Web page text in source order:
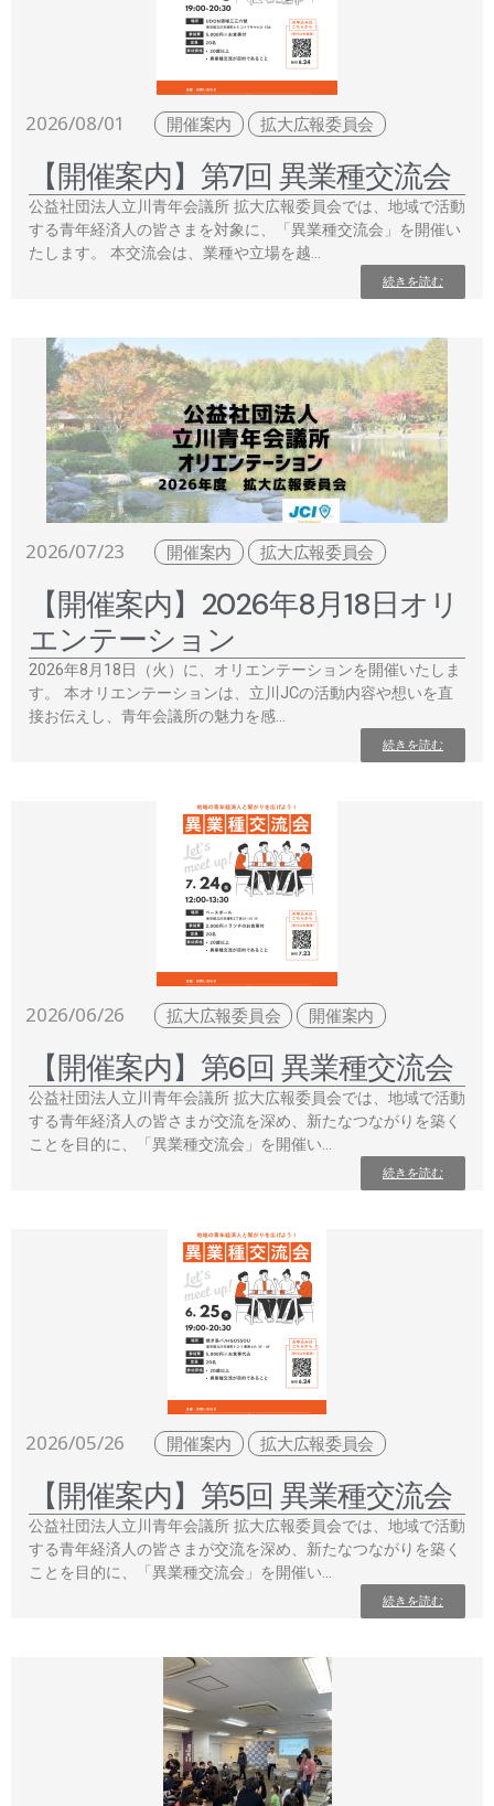
2026/08/01 開催案内 拡大広報委員会
【開催案内】第7回 異業種交流会
公益社団法人立川青年会議所 拡大広報委員会では、地域で活動
する青年経済人の皆さまを対象に、「異業種交流会」を開催い
たします。 本交流会は、業種や立場を越…
続きを読む
2026/07/23 開催案内 拡大広報委員会
【開催案内】2026年8月18日オリ
エンテーション
2026年8月18日（火）に、オリエンテーションを開催いたしま
す。 本オリエンテーションは、立川JCの活動内容や想いを直
接お伝えし、青年会議所の魅力を感…
続きを読む
2026/06/26 拡大広報委員会 開催案内
【開催案内】第6回 異業種交流会
公益社団法人立川青年会議所 拡大広報委員会では、地域で活動
する青年経済人の皆さまが交流を深め、新たなつながりを築く
ことを目的に、「異業種交流会」を開催い…
続きを読む
2026/05/26 開催案内 拡大広報委員会
【開催案内】第5回 異業種交流会
公益社団法人立川青年会議所 拡大広報委員会では、地域で活動
する青年経済人の皆さまが交流を深め、新たなつながりを築く
ことを目的に、「異業種交流会」を開催い…
続きを読む